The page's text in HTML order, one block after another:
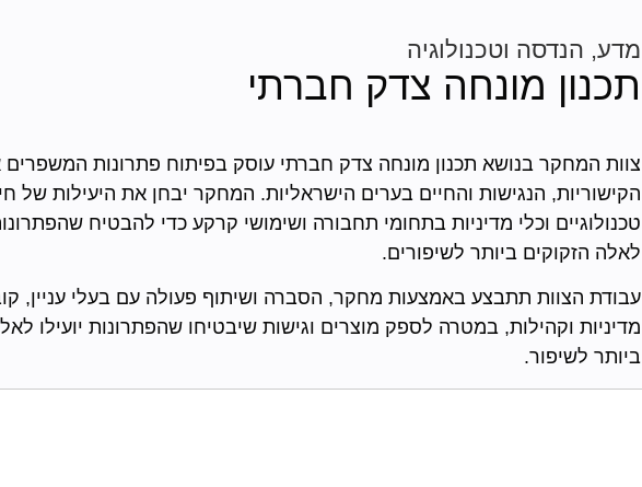
מדע, הנדסה וטכנולוגיה
תכנון מונחה צדק חברתי
צוות המחקר בנושא תכנון מונחה צדק חברתי עוסק בפיתוח פתרונות
הקישוריות, הנגישות והחיים בערים הישראליות. המחקר יבחן את היעילות של
טכנולוגיים וכלי מדיניות בתחומי תחבורה ושימושי קרקע כדי להבטיח
לאלה הזקוקים ביותר לשיפורים.
עבודת הצוות תתבצע באמצעות מחקר, הסברה ושיתוף פעולה עם בעלי עניין,
מדיניות וקהילות, במטרה לספק מוצרים וגישות שיבטיחו שהפתרונות יועילו
ביותר לשיפור.